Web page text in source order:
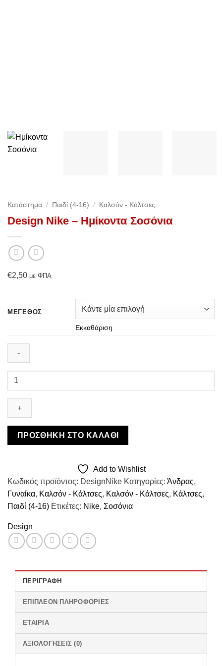
Κατάστημα / Παιδί (4-16) / Καλσόν - Κάλτσες
Design Nike – Ημίκοντα Σοσόνια
€2,50 με ΦΠΑ
ΜΈΓΕΘΟΣ
Εκκαθάριση
Design
-
Ημίκοντα
ποσότητα
ΠΡΟΣΘΉΚΗ ΣΤΟ ΚΑΛΆΘΙ
Add to Wishlist
Κωδικός προϊόντος: DesignNike Κατηγορίες: Άνδρας,
Γυναίκα, Καλσόν - Κάλτσες, Καλσόν - Κάλτσες, Κάλτσες,
Παιδί (4-16) Ετικέτες: Nike, Σοσόνια
Design
ΠΕΡΙΓΡΑΦΉ
ΕΠΙΠΛΈΟΝ ΠΛΗΡΟΦΟΡΊΕΣ
ΕΤΑΙΡΊΑ
ΑΞΙΟΛΟΓΉΣΕΙΣ (0)